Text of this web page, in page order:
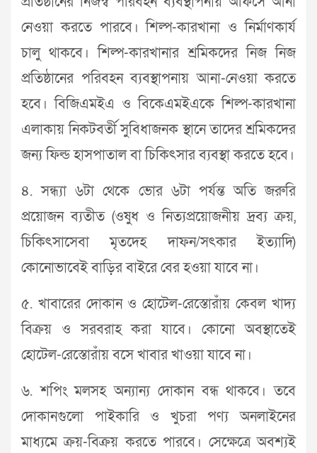
নেওয়া করতে পারবে। শিল্প-কারখানা ও নির্মাণকার্য
চালু থাকবে। শিল্প-কারখানার শ্রমিকদের নিজ নিজ
প্রতিষ্ঠানের পরিবহন ব্যবস্থাপনায় আনা-নেওয়া করতে
হবে। বিজিএমইএ ও বিকেএমইএকে শিল্প-কারখানা
এলাকায় নিকটবর্তী সুবিধাজনক স্থানে তাদের শ্রমিকদের
জন্য ফিল্ড হাসপাতাল বা চিকিৎসার ব্যবস্থা করতে হবে।
৪. সন্ধ্যা ৬টা থেকে ভোর ৬টা পর্যন্ত অতি জরুরি
প্রয়োজন ব্যতীত (ওষুধ ও নিত্যপ্রয়োজনীয় দ্রব্য ক্রয়,
চিকিৎসাসেবা মৃতদেহ দাফন/সৎকার ইত্যাদি)
কোনোভাবেই বাড়ির বাইরে বের হওয়া যাবে না।
৫. খাবারের দোকান ও হোটেল-রেস্তোরাঁয় কেবল খাদ্য
বিক্রয় ও সরবরাহ করা যাবে। কোনো অবস্থাতেই
হোটেল-রেস্তোরাঁয় বসে খাবার খাওয়া যাবে না।
৬. শপিং মলসহ অন্যান্য দোকান বন্ধ থাকবে। তবে
দোকানগুলো পাইকারি ও খুচরা পণ্য অনলাইনের
মাধ্যমে ক্রয়-বিক্রয় করতে পারবে। সেক্ষেত্রে অবশ্যই